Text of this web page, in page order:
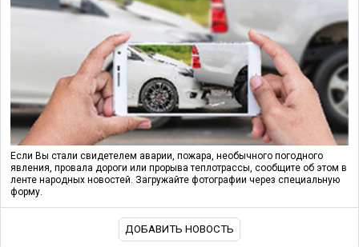
Если Вы стали свидетелем аварии, пожара, необычного погодного
явления, провала дороги или прорыва теплотрассы, сообщите об этом в
ленте народных новостей. Загружайте фотографии через специальную
форму.
ДОБАВИТЬ НОВОСТЬ